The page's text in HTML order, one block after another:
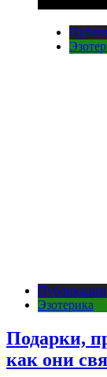
Публикации
Эзотерика
Подарки,
как они